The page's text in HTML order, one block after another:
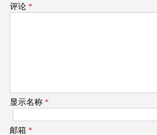
评论 *
显示名称 *
邮箱 *